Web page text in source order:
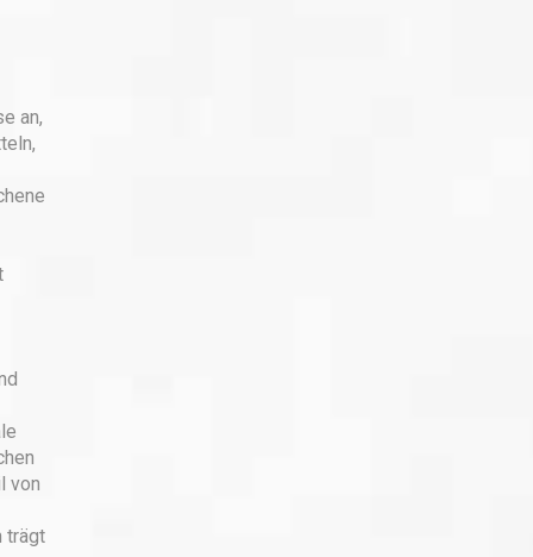
an,
von
trägt